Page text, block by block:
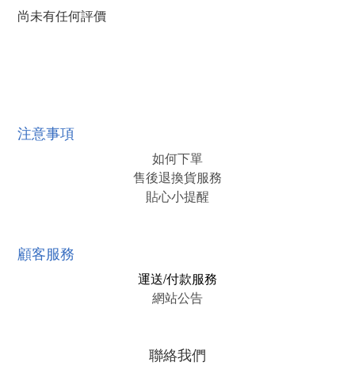
尚未有任何評價
注意事項
如何下單
售後退換貨服務
貼心小提醒
顧客服務
運送/付款服務
網站公告
聯絡我們